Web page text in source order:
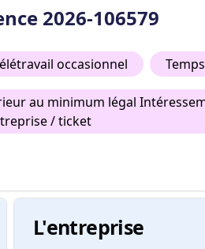
2026-106579
occasionnel
au minimum légal
/ ticket
L'entreprise